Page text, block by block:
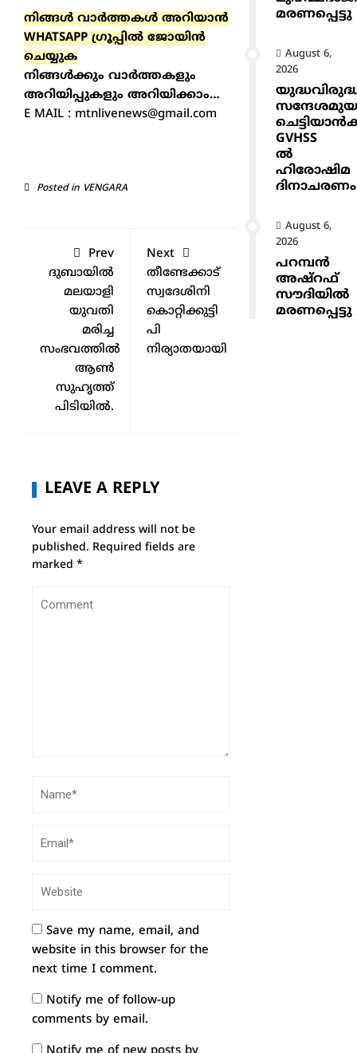
നിങ്ങൾ വാർത്തകൾ അറിയാന്‍
WHATSAPP ഗ്രൂപ്പിൽ ജോയിൻ
ചെയ്യുക
നിങ്ങൾക്കും വാർത്തകളും
അറിയിപ്പുകളും അറിയിക്കാം…
E MAIL : mtnlivenews@gmail.com
Posted in VENGARA
Prev
ദുബായില്‍
മലയാളി
യുവതി
മരിച്ച
സംഭവത്തില്‍
ആണ്‍
സുഹൃത്ത്
പിടിയില്‍.
Next
തീണ്ടേക്കാട്
സ്വദേശിനി
കൊറ്റിക്കുട്ടി
പി
നിര്യാതയായി
LEAVE A REPLY
Your email address will not be
published. Required fields are
marked *
Save my name, email, and
website in this browser for the
next time I comment.
Notify me of follow-up
comments by email.
മരണപ്പെട്ടു
August 6,
2026
GVHSS
ൽ
ഹിരോഷിമ
ദിനാചരണം
August 6,
2026
പറമ്പൻ
അഷ്‌റഫ്
സൗദിയിൽ
മരണപ്പെട്ടു